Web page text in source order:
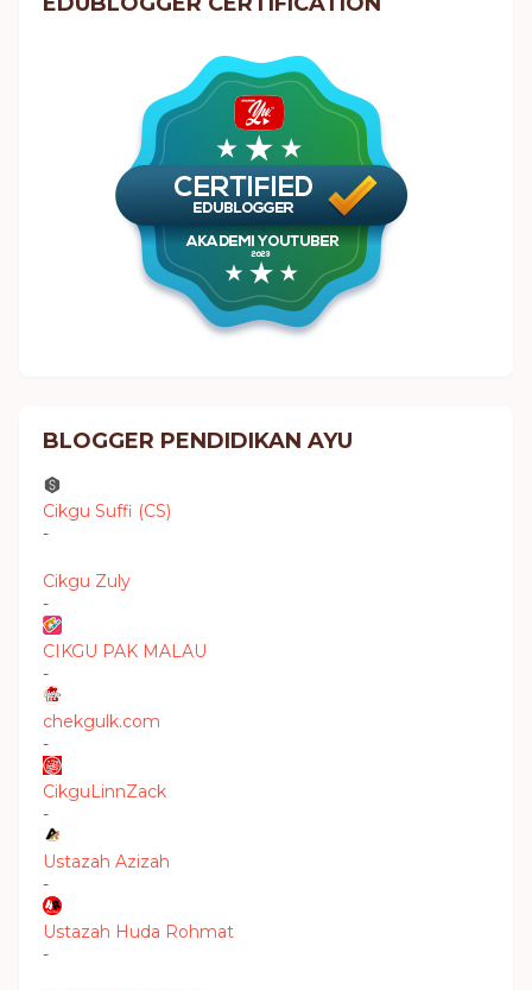
BLOGGER PENDIDIKAN AYU
Cikgu Suffi (CS)
-
Cikgu Zuly
-
CIKGU PAK MALAU
-
chekgulk.com
-
CikguLinnZack
-
Ustazah Azizah
-
Ustazah Huda Rohmat
-